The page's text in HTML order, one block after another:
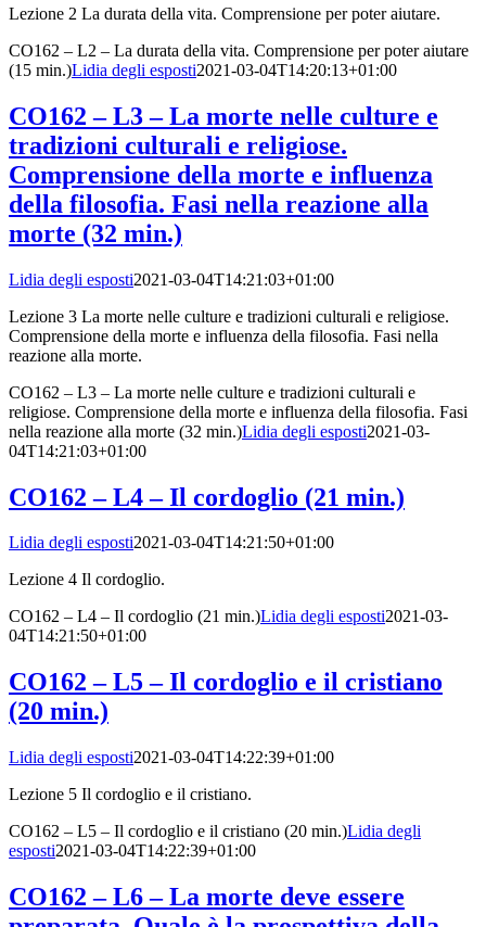
Lezione 2 La durata della vita. Comprensione per poter aiutare.
CO162 – L2 – La durata della vita. Comprensione per poter aiutare
(15 min.)Lidia degli esposti2021-03-04T14:20:13+01:00
CO162 – L3 – La morte nelle culture e
tradizioni culturali e religiose.
Comprensione della morte e influenza
della filosofia. Fasi nella reazione alla
morte (32 min.)
Lidia degli esposti2021-03-04T14:21:03+01:00
Lezione 3 La morte nelle culture e tradizioni culturali e religiose.
Comprensione della morte e influenza della filosofia. Fasi nella
reazione alla morte.
CO162 – L3 – La morte nelle culture e tradizioni culturali e
religiose. Comprensione della morte e influenza della filosofia. Fasi
nella reazione alla morte (32 min.)Lidia degli esposti2021-03-
04T14:21:03+01:00
CO162 – L4 – Il cordoglio (21 min.)
Lidia degli esposti2021-03-04T14:21:50+01:00
Lezione 4 Il cordoglio.
CO162 – L4 – Il cordoglio (21 min.)Lidia degli esposti2021-03-
04T14:21:50+01:00
CO162 – L5 – Il cordoglio e il cristiano
(20 min.)
Lidia degli esposti2021-03-04T14:22:39+01:00
Lezione 5 Il cordoglio e il cristiano.
CO162 – L5 – Il cordoglio e il cristiano (20 min.)Lidia degli
esposti2021-03-04T14:22:39+01:00
CO162 – L6 – La morte deve essere